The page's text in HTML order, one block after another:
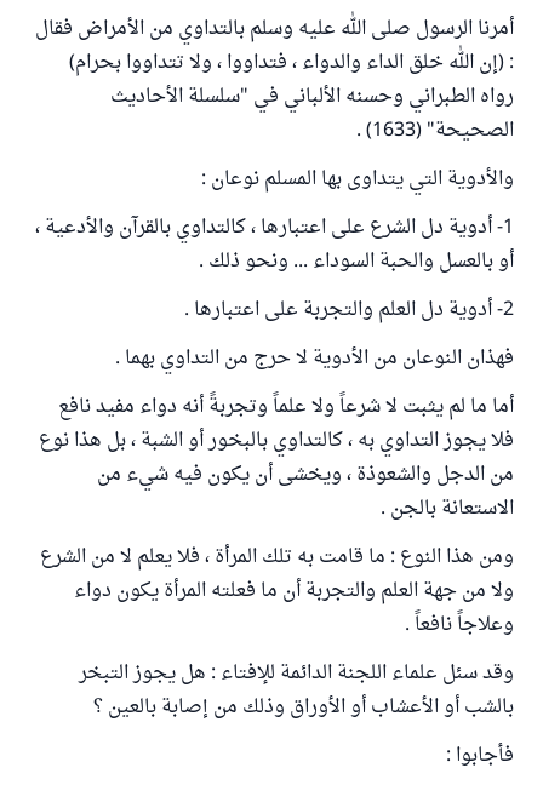
أمرنا الرسول صلى الله عليه وسلم بالتداوي من الأمراض فقال
: (إن الله خلق الداء والدواء ، فتداووا ، ولا تتداووا بحرام)
رواه الطبراني وحسنه الألباني في "سلسلة الأحاديث
الصحيحة" (1633) .
والأدوية التي يتداوى بها المسلم نوعان :
1- أدوية دل الشرع على اعتبارها ، كالتداوي بالقرآن والأدعية ،
أو بالعسل والحبة السوداء ... ونحو ذلك .
2- أدوية دل العلم والتجربة على اعتبارها .
فهذان النوعان من الأدوية لا حرج من التداوي بهما .
أما ما لم يثبت لا شرعاً ولا علماً وتجربةً أنه دواء مفيد نافع
فلا يجوز التداوي به ، كالتداوي بالبخور أو الشبة ، بل هذا نوع
من الدجل والشعوذة ، ويخشى أن يكون فيه شيء من
الاستعانة بالجن .
ومن هذا النوع : ما قامت به تلك المرأة ، فلا يعلم لا من الشرع
ولا من جهة العلم والتجربة أن ما فعلته المرأة يكون دواء
وعلاجاً نافعاً .
وقد سئل علماء اللجنة الدائمة للإفتاء : هل يجوز التبخر
بالشب أو الأعشاب أو الأوراق وذلك من إصابة بالعين ؟
فأجابوا :